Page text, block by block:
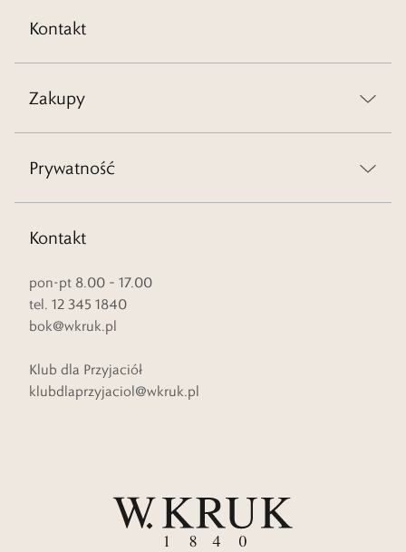
Kontakt
Zakupy
Prywatność
Kontakt
pon-pt 8.00 – 17.00
tel. 12 345 1840
bok@wkruk.pl
Klub dla Przyjaciół
klubdlaprzyjaciol@wkruk.pl